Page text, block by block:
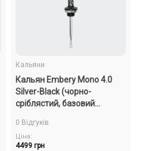
Кальяни
Кальян Embery Mono 4.0
Silver-Black (чорно-
сріблястий, базовий
0 Відгуків
Ціна:
4499 грн